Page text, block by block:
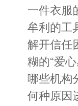
一件衣服
牟利的工
解开信任
糊的“爱
哪些机构
何种原因